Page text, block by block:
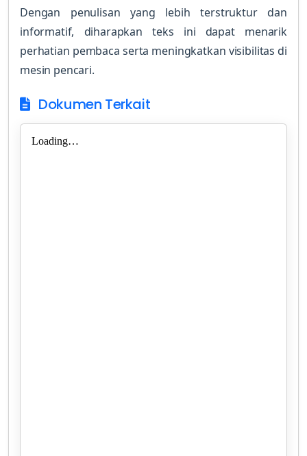
Dengan penulisan yang lebih terstruktur dan
informatif, diharapkan teks ini dapat menarik
perhatian pembaca serta meningkatkan visibilitas di
mesin pencari.
Dokumen Terkait